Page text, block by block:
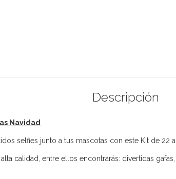
Descripción
Navidad
selfies junto a tus mascotas con este Kit de 22
calidad, entre ellos encontrarás: divertidas